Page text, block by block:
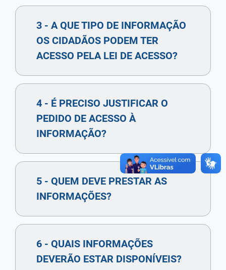
3 - A QUE TIPO DE INFORMAÇÃO
OS CIDADÃOS PODEM TER
ACESSO PELA LEI DE ACESSO?
4 - É PRECISO JUSTIFICAR O
PEDIDO DE ACESSO À
INFORMAÇÃO?
5 - QUEM DEVE PRESTAR AS
INFORMAÇÕES?
6 - QUAIS INFORMAÇÕES
DEVERÃO ESTAR DISPONÍVEIS?